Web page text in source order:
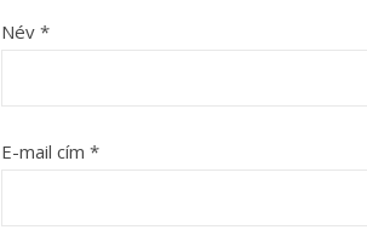
Név *
E-mail cím *